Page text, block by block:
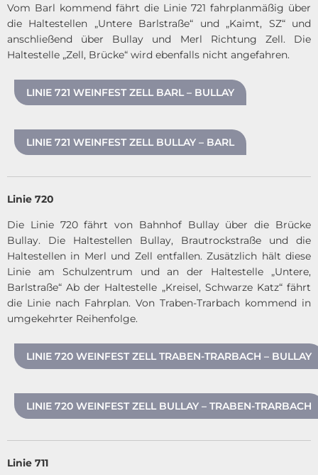
Vom Barl kommend fährt die Linie 721 fahrplanmäßig über
die Haltestellen „Untere Barlstraße“ und „Kaimt, SZ“ und
anschließend über Bullay und Merl Richtung Zell. Die
Haltestelle „Zell, Brücke“ wird ebenfalls nicht angefahren.
LINIE 721 WEINFEST ZELL BARL – BULLAY
LINIE 721 WEINFEST ZELL BULLAY – BARL
Linie 720
Die Linie 720 fährt von Bahnhof Bullay über die Brücke
Bullay. Die Haltestellen Bullay, Brautrockstraße und die
Haltestellen in Merl und Zell entfallen. Zusätzlich hält diese
Linie am Schulzentrum und an der Haltestelle „Untere,
Barlstraße“ Ab der Haltestelle „Kreisel, Schwarze Katz“ fährt
die Linie nach Fahrplan. Von Traben-Trarbach kommend in
umgekehrter Reihenfolge.
LINIE 720 WEINFEST ZELL TRABEN-TRARBACH – BULLAY
LINIE 720 WEINFEST ZELL BULLAY – TRABEN-TRARBACH
Linie 711